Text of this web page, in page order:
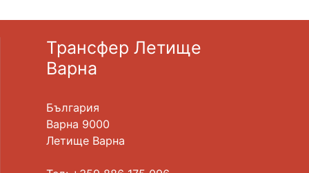
Трансфер Летище
Варна
България
Варна 9000
Летище Варна